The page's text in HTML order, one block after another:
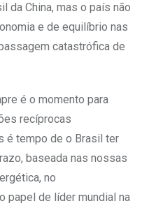
da China, mas o país não
e de equilíbrio nas
catastrófica de
é o momento para
recíprocas
é tempo de o Brasil ter
baseada nas nossas
no
papel de líder mundial na